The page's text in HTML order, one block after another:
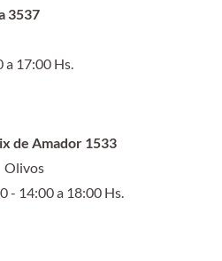
3537
a 17:00 Hs.
de Amador 1533
Olivos
- 14:00 a 18:00 Hs.